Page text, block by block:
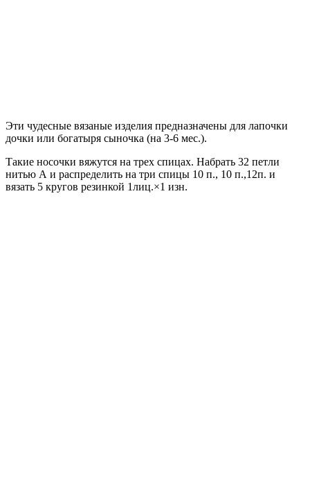
Эти чудесные вязаные изделия предназначены для лапочки
дочки или богатыря сыночка (на 3-6 мес.).
Такие носочки вяжутся на трех спицах. Набрать 32 петли
нитью А и распределить на три спицы 10 п., 10 п.,12п. и
вязать 5 кругов резинкой 1лиц.×1 изн.